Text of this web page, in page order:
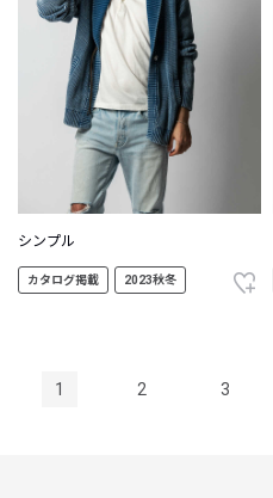
シンプル
カタログ掲載 2023秋冬
1 2 3